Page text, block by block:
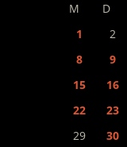
M D
1
2
8
9
15
16
22
23
29
30